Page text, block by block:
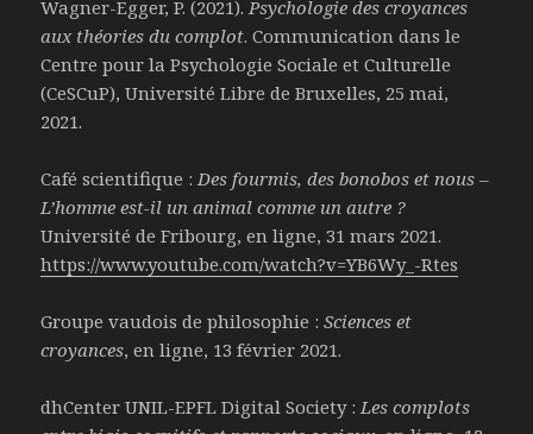
Wagner-Egger, P. (2021).Psychologie des croyances
aux théories du complot. Communication dans le
Centre pour la Psychologie Sociale et Culturelle
(CeSCuP), Université Libre de Bruxelles, 25 mai,
2021.
Café scientifique :Des fourmis, des bonobos et nous –
L’homme est-il un animal comme un autre ?
Université de Fribourg, en ligne, 31 mars 2021.
https://www.youtube.com/watch?v=YB6Wy_-Rtes
Groupe vaudois de philosophie :Sciences et
croyances, en ligne, 13 février 2021.
dhCenter UNIL-EPFL Digital Society :Les complots